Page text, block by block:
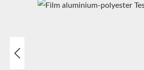
Ignorer la galerie d'images